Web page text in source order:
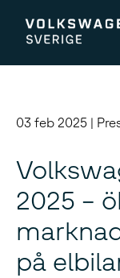
03 feb 2025 |
2025 –
på